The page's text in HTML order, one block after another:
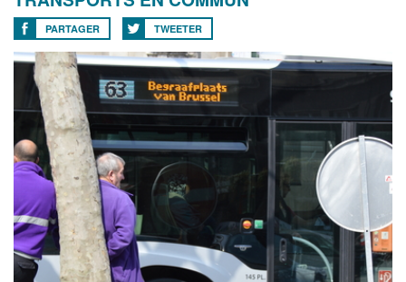
PARTAGER TWEETER